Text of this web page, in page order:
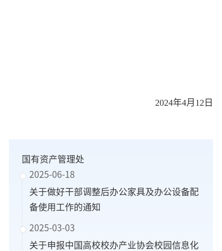
2024年4月 12 日
国有资产管理处
2025-06-18
关于做好干部调整后办公家具及办公设备配
备使用工作的通知
2025-03-03
关于申报中国高校校办产业协会校园信息化